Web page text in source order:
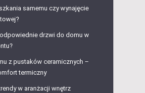
samemu czy wynajęcie
drzwi do domu w
z pustaków ceramicznych –
termiczny
w aranżacji wnętrz